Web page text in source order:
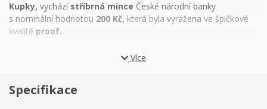
Kupky, vychází stříbrná mince České národní banky
s nominální hodnotou 200 Kč, která byla vyražena ve špičkové
kvalitě proof.
byl stejně pozoruhodný člověk jako umělec.
se bil za vznik nové republiky – organizoval
hodnosti kapitána a byl oceněn Řádem důstojníka Čestné legie.
Více
Specifikace